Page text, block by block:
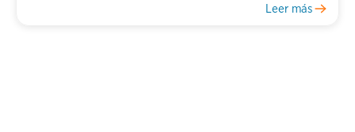
Leer más